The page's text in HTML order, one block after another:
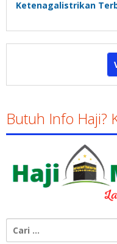
Ketenagalistrikan
Butuh Info Haji?
untuk: